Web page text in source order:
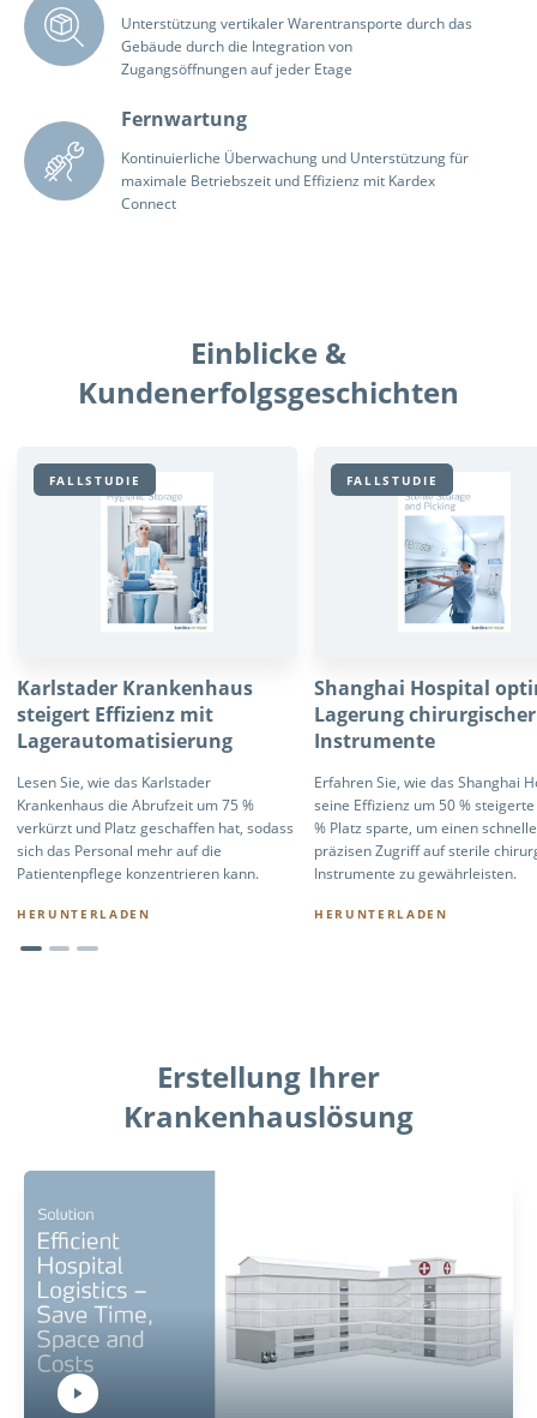
Unterstützung vertikaler Warentransporte durch das
Gebäude durch die Integration von
Zugangsöffnungen auf jeder Etage
Fernwartung
Kontinuierliche Überwachung und Unterstützung für
maximale Betriebszeit und Effizienz mit Kardex
Connect
Einblicke &
Kundenerfolgsgeschichten
FALLSTUDIE
Karlstader Krankenhaus
steigert Effizienz mit
Lagerautomatisierung
Lesen Sie, wie das Karlstader
Krankenhaus die Abrufzeit um 75 %
verkürzt und Platz geschaffen hat, sodass
sich das Personal mehr auf die
Patientenpflege konzentrieren kann.
HERUNTERLADEN
FALLSTUDIE
Shanghai Hospital
Lagerung chirurgischer
Instrumente
Erfahren Sie, wie das Shanghai
seine Effizienz um 50 %
% Platz sparte, um einen
präzisen Zugriff auf sterile
Instrumente zu gewährleisten.
HERUNTERLADEN
Erstellung Ihrer
Krankenhauslösung
Hit ENTER to activate YouTube-Player. Access player controlls via TAB.